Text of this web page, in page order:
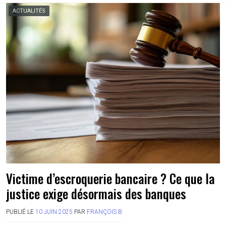
ACTUALITÉS
Victime d’escroquerie bancaire ? Ce que la
justice exige désormais des banques
PUBLIÉ LE 10 JUIN 2025 PAR FRANÇOIS B